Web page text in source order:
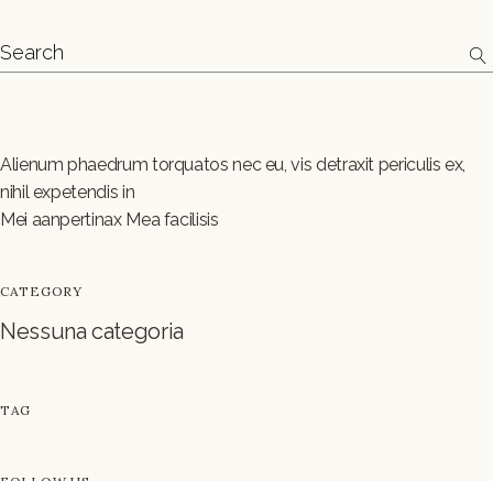
Alienum phaedrum torquatos nec eu, vis detraxit periculis ex,
nihil expetendis in
Mei aanpertinax Mea facilisis
CATEGORY
Nessuna categoria
TAG